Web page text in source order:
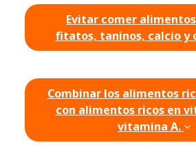
Evitar comer
fitatos, taninos, calcio y
Combinar los alimentos
con alimentos ricos en
vitamina A.